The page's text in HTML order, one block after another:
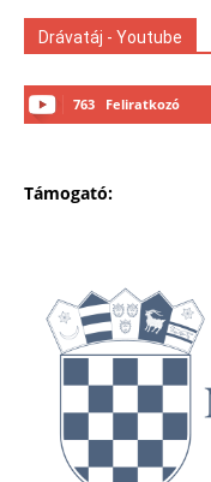
Drávatáj - Youtube
763 Feliratkozó
Támogató: